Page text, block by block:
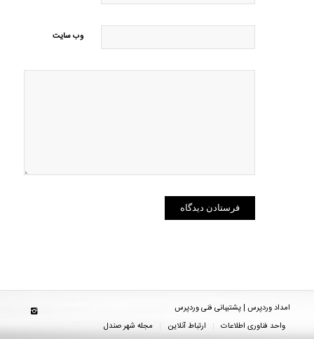
وب‌ سایت
امداد وردپرس | پشتیبانی فنی وردپرس
واحد فناوری اطلاعات
ارتباط آنلاین مجله شهر صندل